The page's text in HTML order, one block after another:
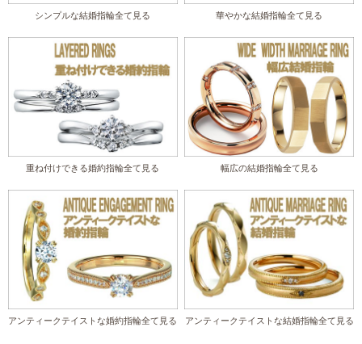
シンプルな結婚指輪全て見る 華やかな結婚指輪全て見る
重ね付けできる婚約指輪全て見る 幅広の結婚指輪全て見る
アンティークテイストな婚約指輪全て見る アンティークテイストな結婚指輪全て見る